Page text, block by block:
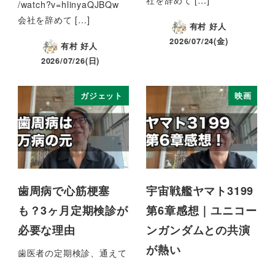
/watch?v=hlinyaQJBQw
会社を辞めて […]
有村 好人
2026/07/26(日)
有村 好人
2026/07/24(金)
ガジェット
歯周病で心筋梗塞
も？3ヶ月定期検診が
必要な理由
歯医者の定期検診、通えて
映画
宇宙戦艦ヤマト3199
第6章感想｜ユニコー
ンガンダムとの共演
が熱い